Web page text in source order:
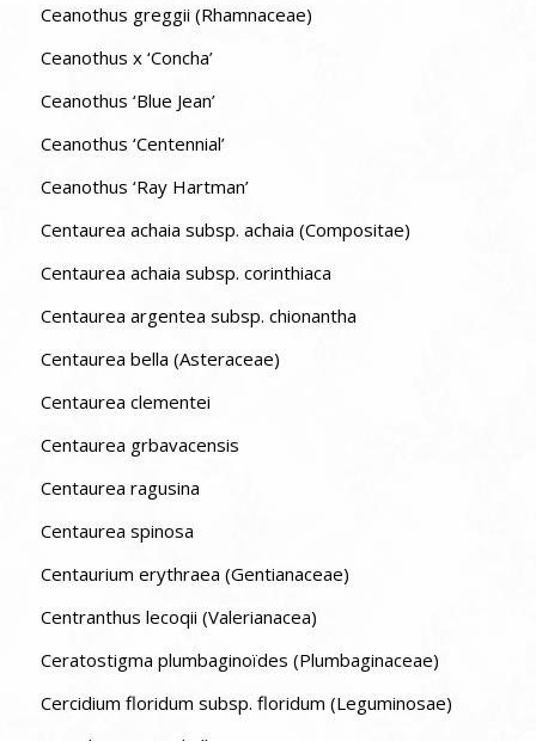
Ceanothus greggii (Rhamnaceae)
Ceanothus x ‘Concha’
Ceanothus ‘Blue Jean’
Ceanothus ‘Centennial’
Ceanothus ‘Ray Hartman’
Centaurea achaia subsp. achaia (Compositae)
Centaurea achaia subsp. corinthiaca
Centaurea argentea subsp. chionantha
Centaurea bella (Asteraceae)
Centaurea clementei
Centaurea grbavacensis
Centaurea ragusina
Centaurea spinosa
Centaurium erythraea (Gentianaceae)
Centranthus lecoqii (Valerianacea)
Ceratostigma plumbaginoïdes (Plumbaginaceae)
Cercidium floridum subsp. floridum (Leguminosae)